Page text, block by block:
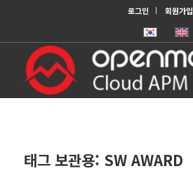
로그인 회원가입
태그 보관용: SW AWARD